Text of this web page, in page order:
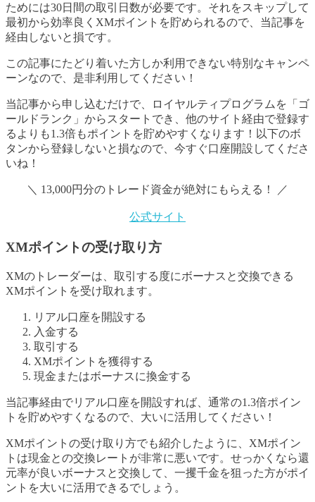
ためには30日間の取引日数が必要です。それをスキップして
最初から効率良くXMポイントを貯められるので、当記事を
経由しないと損です。
この記事にたどり着いた方しか利用できない特別なキャンペ
ーンなので、是非利用してください！
当記事から申し込むだけで、ロイヤルティプログラムを「ゴ
ールドランク」からスタートでき、他のサイト経由で登録す
るよりも1.3倍もポイントを貯めやすくなります！以下のボ
タンから登録しないと損なので、今すぐ口座開設してくださ
いね！
＼ 13,000円分のトレード資金が絶対にもらえる！ ／
公式サイト
XMポイントの受け取り方
XMのトレーダーは、取引する度にボーナスと交換できる
XMポイントを受け取れます。
リアル口座を開設する
入金する
取引する
XMポイントを獲得する
現金またはボーナスに換金する
当記事経由でリアル口座を開設すれば、通常の1.3倍ポイン
トを貯めやすくなるので、大いに活用してください！
XMポイントの受け取り方でも紹介したように、XMポイン
トは現金との交換レートが非常に悪いです。せっかくなら還
元率が良いボーナスと交換して、一攫千金を狙った方がポイ
ントを大いに活用できるでしょう。